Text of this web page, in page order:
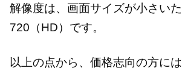
解像度は、画面サイズが小さい
720（HD）です。
以上の点から、価格志向の方に